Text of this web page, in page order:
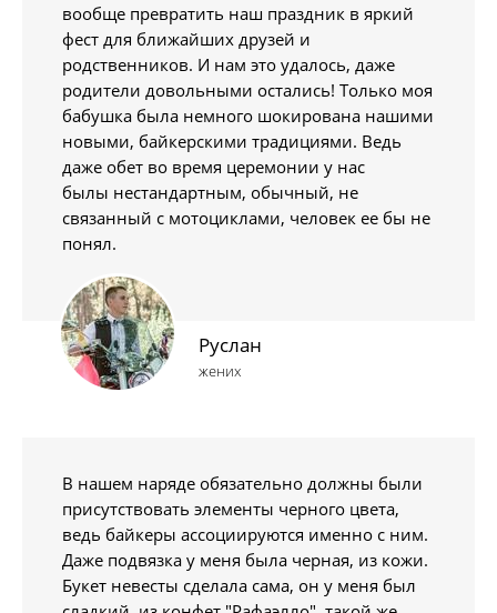
вообще превратить наш праздник в яркий
фест для ближайших друзей и
родственников. И нам это удалось, даже
родители довольными остались! Только моя
бабушка была немного шокирована нашими
новыми, байкерскими традициями. Ведь
даже обет во время церемонии у нас
былы нестандартным, обычный, не
связанный с мотоциклами, человек ее бы не
понял.
Руслан
жених
В нашем наряде обязательно должны были
присутствовать элементы черного цвета,
ведь байкеры ассоциируются именно с ним.
Даже подвязка у меня была черная, из кожи.
Букет невесты сделала сама, он у меня был